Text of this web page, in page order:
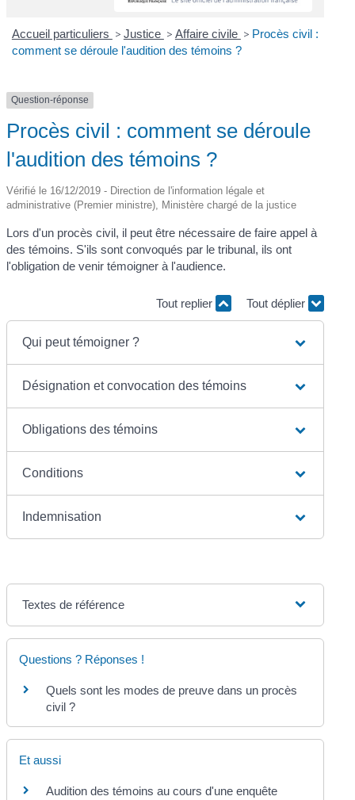
Accueil particuliers > Justice > Affaire civile > Procès civil :
comment se déroule l'audition des témoins ?
Question-réponse
Procès civil : comment se déroule
l'audition des témoins ?
Vérifié le 16/12/2019 - Direction de l'information légale et
administrative (Premier ministre), Ministère chargé de la justice
Lors d'un procès civil, il peut être nécessaire de faire appel à
des témoins. S'ils sont convoqués par le tribunal, ils ont
l'obligation de venir témoigner à l'audience.
Tout replier Tout déplier
Qui peut témoigner ?
Désignation et convocation des témoins
Obligations des témoins
Conditions
Indemnisation
Textes de référence
Questions ? Réponses !
Quels sont les modes de preuve dans un procès
civil ?
Et aussi
Audition des témoins au cours d'une enquête